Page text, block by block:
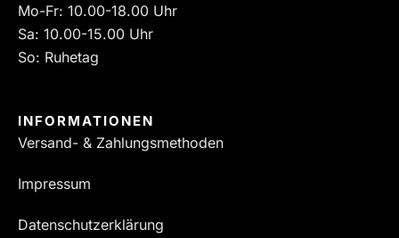
Mo-Fr: 10.00-18.00 Uhr
Sa: 10.00-15.00 Uhr
So: Ruhetag
INFORMATIONEN
Versand- & Zahlungsmethoden
Impressum
Datenschutzerklärung